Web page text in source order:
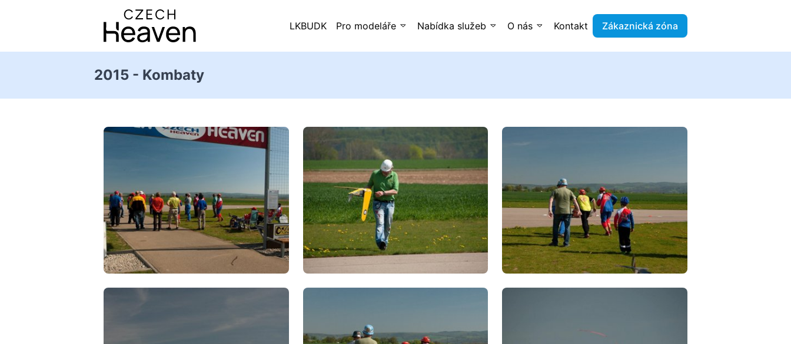
LKBUDK Pro modeláře Nabídka služeb O nás Kontakt Zákaznická zóna
2015 - Kombaty